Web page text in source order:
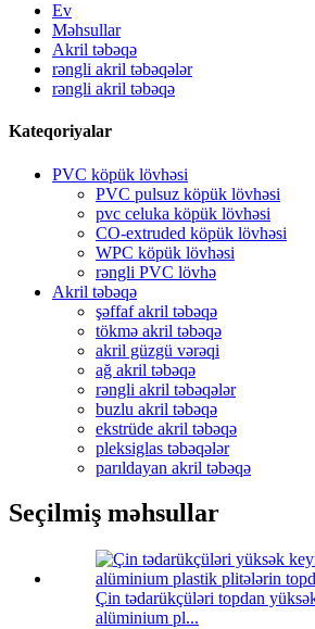
Ev
Məhsullar
Akril təbəqə
rəngli akril təbəqələr
rəngli akril təbəqə
Kateqoriyalar
PVC köpük lövhəsi
PVC pulsuz köpük lövhəsi
pvc celuka köpük lövhəsi
CO-extruded köpük lövhəsi
WPC köpük lövhəsi
rəngli PVC lövhə
Akril təbəqə
şəffaf akril təbəqə
tökmə akril təbəqə
akril güzgü vərəqi
ağ akril təbəqə
rəngli akril təbəqələr
buzlu akril təbəqə
ekstrüde akril təbəqə
pleksiglas təbəqələr
parıldayan akril təbəqə
Seçilmiş məhsullar
Çin tədarükçüləri topdan
alüminium pl...